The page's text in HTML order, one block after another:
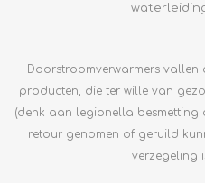
Doorstroomverwarmers
producten, die ter wille van
(denk aan legionella besmetting
retour genomen of geruild
verzegeling